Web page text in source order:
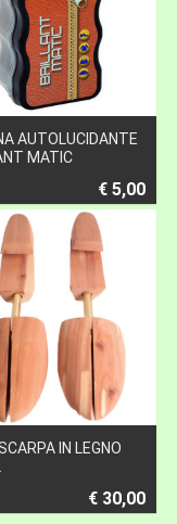
AUTOLUCIDANTE
MATIC
€ 5,00
IN LEGNO
€ 30,00